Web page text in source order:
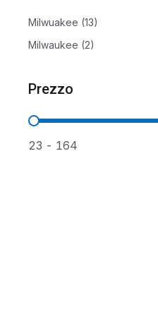
Marchi
Milwuakee (13)
Milwaukee (2)
Prezzo
Prezzo
23 - 164